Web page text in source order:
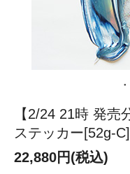
【2/24 21時 発
ステッカー[52g-C]
22,880円(税込)